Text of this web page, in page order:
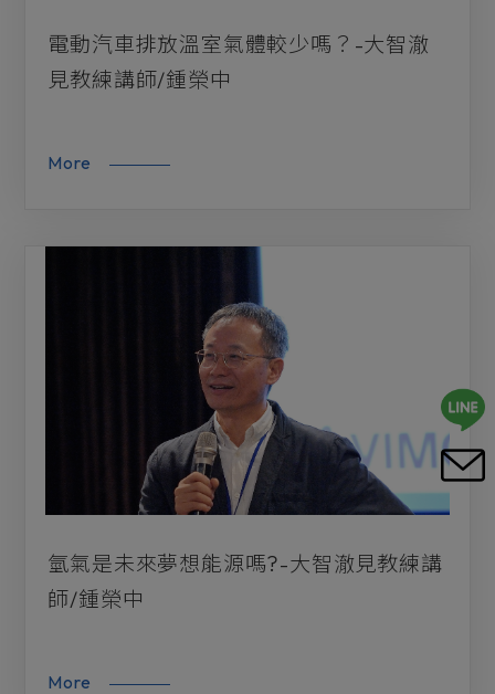
電動汽車排放溫室氣體較少嗎？-大智澈
見教練講師/鍾榮中
More
氫氣是未來夢想能源嗎?-大智澈見教練講
師/鍾榮中
More